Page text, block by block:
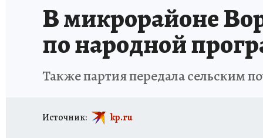
НЕДВИЖИМОСТЬ
РАДИО КП РЕКЛАМА ТЕСТЫ НОВОЕ
В микрорайоне
по народной
Также партия передала сельским
Источник: kp.ru